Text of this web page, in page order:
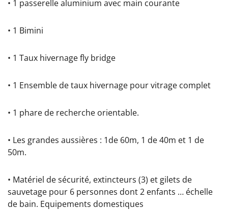
• 1 passerelle aluminium avec main courante
• 1 Bimini
• 1 Taux hivernage fly bridge
• 1 Ensemble de taux hivernage pour vitrage complet
• 1 phare de recherche orientable.
• Les grandes aussières : 1de 60m, 1 de 40m et 1 de
50m.
• Matériel de sécurité, extincteurs (3) et gilets de
sauvetage pour 6 personnes dont 2 enfants … échelle
de bain. Equipements domestiques